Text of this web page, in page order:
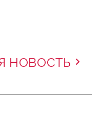
НОВОСТЬ